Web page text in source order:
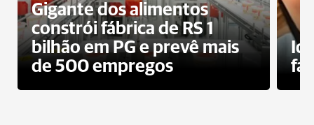
Gigante dos alimentos
constrói fábrica de RS 1
bilhão em PG e prevê mais
de 500 empregos